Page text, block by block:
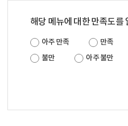
해당 메뉴에 대한 만족도를
아주 만족 만족
불만
아주 불만